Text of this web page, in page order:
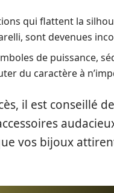
qui flattent la
sont devenues
de puissance,
du caractère à
il est conseillé
vos bijoux